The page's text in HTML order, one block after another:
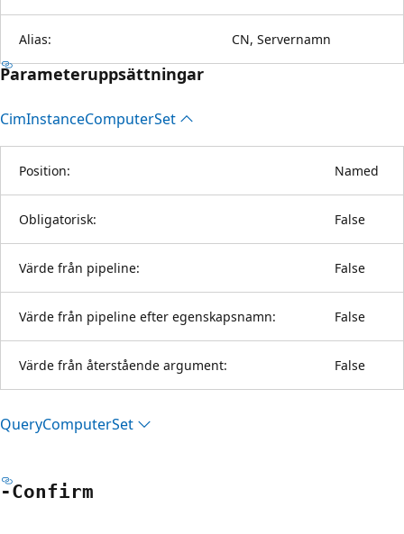
Alias: CN, Servernamn
Parameteruppsättningar
CimInstanceComputerSet
Position: Named
Obligatorisk: False
Värde från pipeline: False
Värde från pipeline efter egenskapsnamn: False
Värde från återstående argument: False
QueryComputerSet
-Confirm